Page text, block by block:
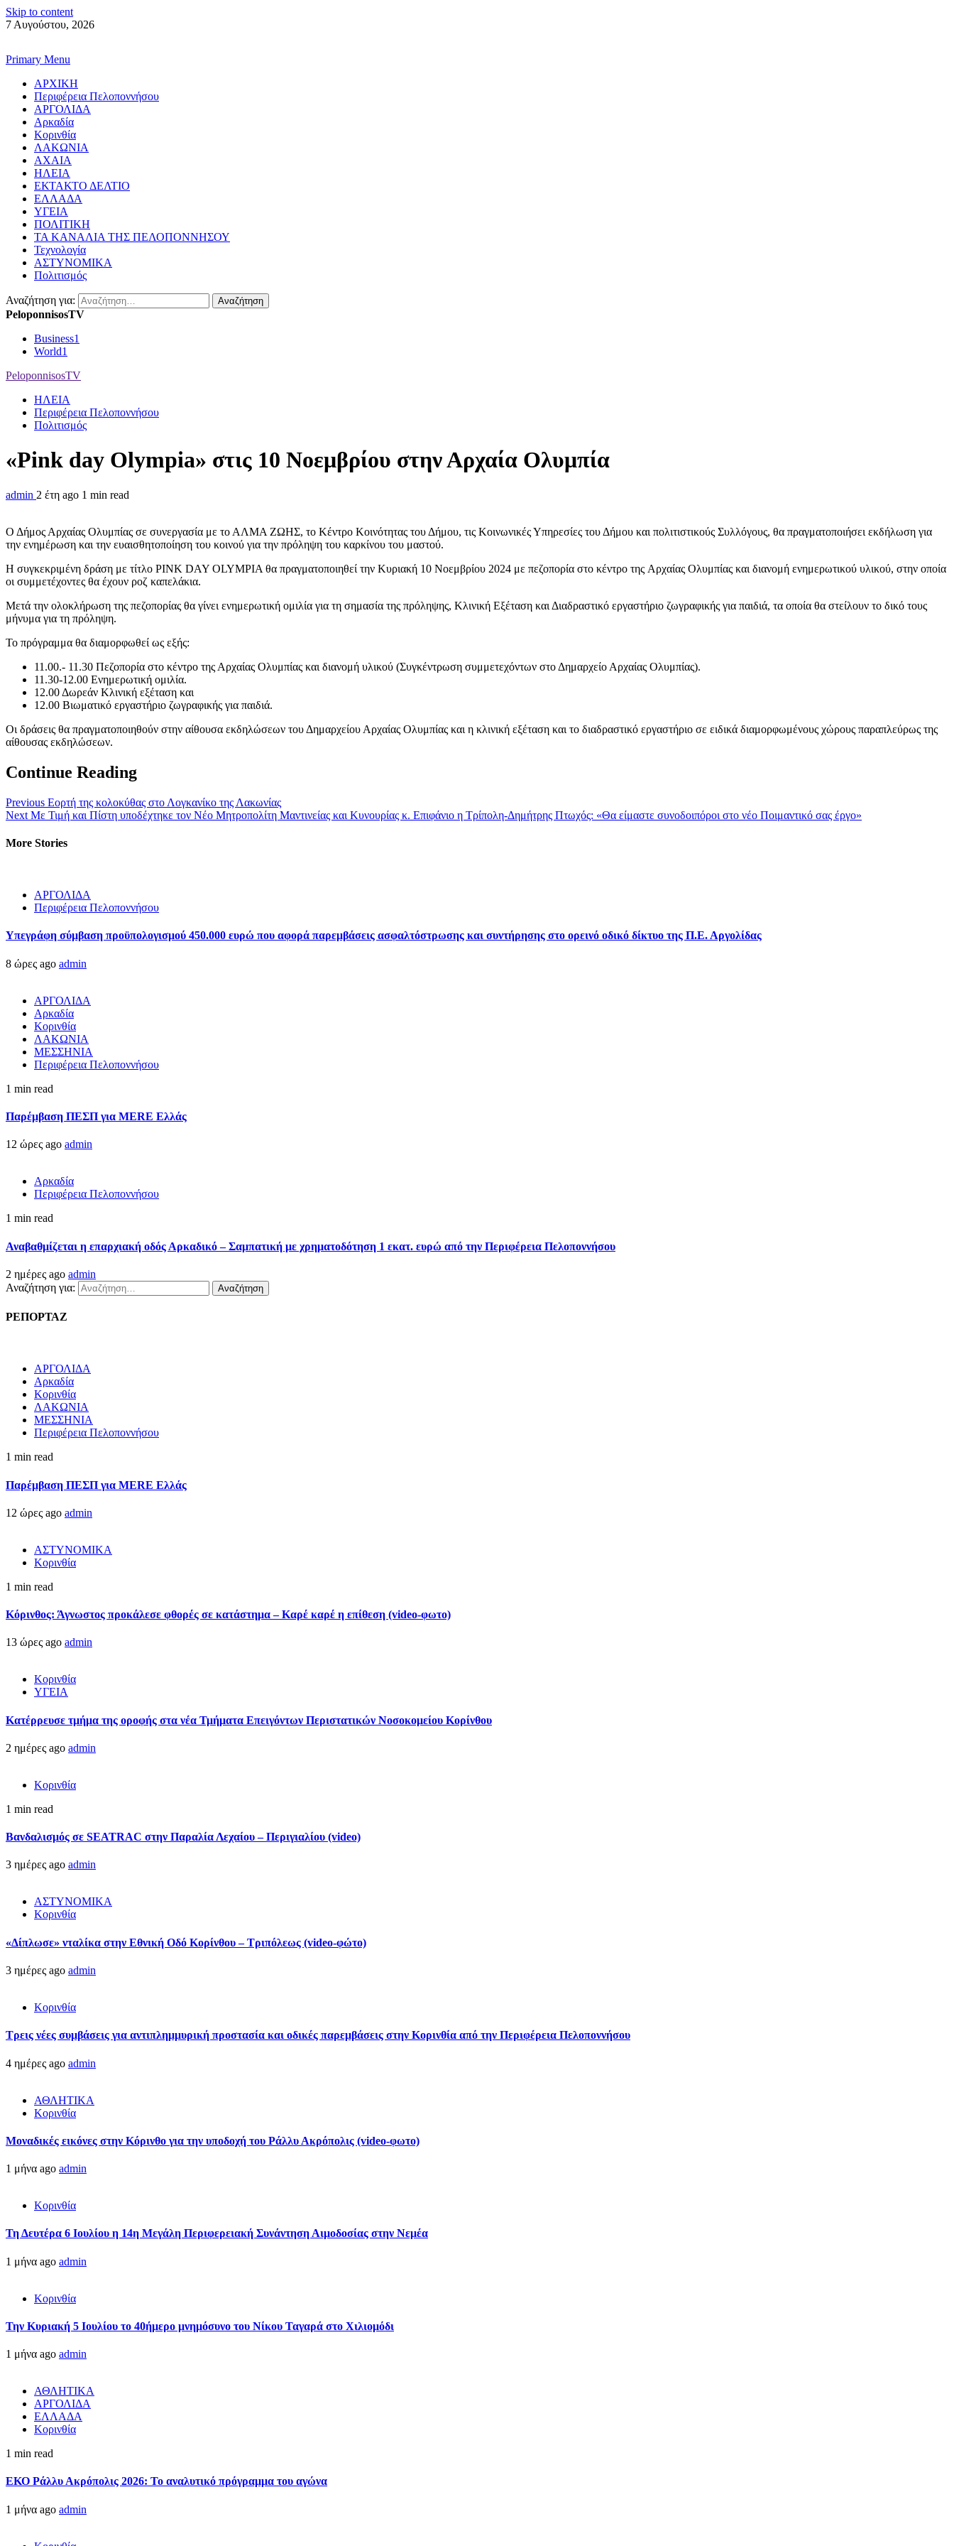
Skip to content
7 Αυγούστου, 2026
Primary Menu
ΑΡΧΙΚΗ
Περιφέρεια Πελοποννήσου
ΑΡΓΟΛΙΔΑ
Αρκαδία
Κορινθία
ΛΑΚΩΝΙΑ
ΑΧΑΙΑ
ΗΛΕΙΑ
ΕΚΤΑΚΤΟ ΔΕΛΤΙΟ
ΕΛΛΑΔΑ
ΥΓΕΙΑ
ΠΟΛΙΤΙΚΗ
ΤΑ ΚΑΝΑΛΙΑ ΤΗΣ ΠΕΛΟΠΟΝΝΗΣΟΥ
Τεχνολογία
ΑΣΤΥΝΟΜΙΚΑ
Πολιτισμός
Αναζήτηση για:
PeloponnisosTV
Business1
World1
PeloponnisosTV
ΗΛΕΙΑ
Περιφέρεια Πελοποννήσου
Πολιτισμός
«Pink day Olympia» στις 10 Νοεμβρίου στην Αρχαία Ολυμπία
admin 2 έτη ago 1 min read
Ο Δήμος Αρχαίας Ολυμπίας σε συνεργασία με το ΑΛΜΑ ΖΩΗΣ, το Κέντρο Κοινότητας του Δήμου, τις Κοινωνικές Υπηρεσίες του Δήμου και πολιτιστικούς Συλλόγους, θα πραγματοποιήσει εκδήλωση για
την ενημέρωση και την ευαισθητοποίηση του κοινού για την πρόληψη του καρκίνου του μαστού.
Η συγκεκριμένη δράση με τίτλο PINK DAY OLYMPIA θα πραγματοποιηθεί την Κυριακή 10 Νοεμβρίου 2024 με πεζοπορία στο κέντρο της Αρχαίας Ολυμπίας και διανομή ενημερωτικού υλικού, στην οποία
οι συμμετέχοντες θα έχουν ροζ καπελάκια.
Μετά την ολοκλήρωση της πεζοπορίας θα γίνει ενημερωτική ομιλία για τη σημασία της πρόληψης, Κλινική Εξέταση και Διαδραστικό εργαστήριο ζωγραφικής για παιδιά, τα οποία θα στείλουν το δικό τους
μήνυμα για τη πρόληψη.
Το πρόγραμμα θα διαμορφωθεί ως εξής:
11.00.- 11.30 Πεζοπορία στο κέντρο της Αρχαίας Ολυμπίας και διανομή υλικού (Συγκέντρωση συμμετεχόντων στο Δημαρχείο Αρχαίας Ολυμπίας).
11.30-12.00 Ενημερωτική ομιλία.
12.00 Δωρεάν Κλινική εξέταση και
12.00 Βιωματικό εργαστήριο ζωγραφικής για παιδιά.
Οι δράσεις θα πραγματοποιηθούν στην αίθουσα εκδηλώσεων του Δημαρχείου Αρχαίας Ολυμπίας και η κλινική εξέταση και το διαδραστικό εργαστήριο σε ειδικά διαμορφωμένους χώρους παραπλεύρως της
αίθουσας εκδηλώσεων.
Continue Reading
Previous Εορτή της κολοκύθας στο Λογκανίκο της Λακωνίας
Next Με Τιμή και Πίστη υποδέχτηκε τον Νέο Μητροπολίτη Μαντινείας και Κυνουρίας κ. Επιφάνιο η Τρίπολη-Δημήτρης Πτωχός: «Θα είμαστε συνοδοιπόροι στο νέο Ποιμαντικό σας έργο»
More Stories
ΑΡΓΟΛΙΔΑ
Περιφέρεια Πελοποννήσου
Υπεγράφη σύμβαση προϋπολογισμού 450.000 ευρώ που αφορά παρεμβάσεις ασφαλτόστρωσης και συντήρησης στο ορεινό οδικό δίκτυο της Π.Ε. Αργολίδας
8 ώρες ago admin
ΑΡΓΟΛΙΔΑ
Αρκαδία
Κορινθία
ΛΑΚΩΝΙΑ
ΜΕΣΣΗΝΙΑ
Περιφέρεια Πελοποννήσου
1 min read
Παρέμβαση ΠΕΣΠ για MERE Ελλάς
12 ώρες ago admin
Αρκαδία
Περιφέρεια Πελοποννήσου
1 min read
Αναβαθμίζεται η επαρχιακή οδός Αρκαδικό – Σαμπατική με χρηματοδότηση 1 εκατ. ευρώ από την Περιφέρεια Πελοποννήσου
2 ημέρες ago admin
Αναζήτηση για:
ΡΕΠΟΡΤΑΖ
ΑΡΓΟΛΙΔΑ
Αρκαδία
Κορινθία
ΛΑΚΩΝΙΑ
ΜΕΣΣΗΝΙΑ
Περιφέρεια Πελοποννήσου
1 min read
Παρέμβαση ΠΕΣΠ για MERE Ελλάς
12 ώρες ago admin
ΑΣΤΥΝΟΜΙΚΑ
Κορινθία
1 min read
Κόρινθος: Άγνωστος προκάλεσε φθορές σε κατάστημα – Καρέ καρέ η επίθεση (video-φωτο)
13 ώρες ago admin
Κορινθία
ΥΓΕΙΑ
Kατέρρευσε τμήμα της οροφής στα νέα Τμήματα Επειγόντων Περιστατικών Νοσοκομείου Κορίνθου
2 ημέρες ago admin
Κορινθία
1 min read
Βανδαλισμός σε SEATRAC στην Παραλία Λεχαίου – Περιγιαλίου (video)
3 ημέρες ago admin
ΑΣΤΥΝΟΜΙΚΑ
Κορινθία
«Δίπλωσε» νταλίκα στην Εθνική Oδό Κορίνθου – Τριπόλεως (video-φώτο)
3 ημέρες ago admin
Κορινθία
Τρεις νέες συμβάσεις για αντιπλημμυρική προστασία και οδικές παρεμβάσεις στην Κορινθία από την Περιφέρεια Πελοποννήσου
4 ημέρες ago admin
ΑΘΛΗΤΙΚΑ
Κορινθία
Μοναδικές εικόνες στην Κόρινθο για την υποδοχή του Ράλλυ Ακρόπολις (video-φωτο)
1 μήνα ago admin
Κορινθία
Τη Δευτέρα 6 Ιουλίου η 14η Μεγάλη Περιφερειακή Συνάντηση Αιμοδοσίας στην Νεμέα
1 μήνα ago admin
Κορινθία
Την Κυριακή 5 Ιουλίου το 40ήμερο μνημόσυνο του Νίκου Ταγαρά στο Χιλιομόδι
1 μήνα ago admin
ΑΘΛΗΤΙΚΑ
ΑΡΓΟΛΙΔΑ
ΕΛΛΑΔΑ
Κορινθία
1 min read
ΕΚΟ Ράλλυ Ακρόπολις 2026: Το αναλυτικό πρόγραμμα του αγώνα
1 μήνα ago admin